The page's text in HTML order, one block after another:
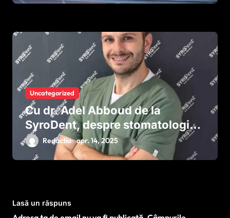
Uncategorized
Cu dr. Adel Abboud de la
SyroDent, despre stomatologia
personalizată și inovație
Redactia apr. 14, 2025
Lasă un răspuns